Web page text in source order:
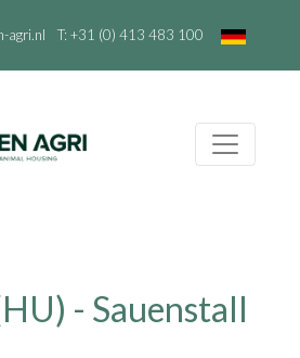
agri.nl T: +31 (0) 413 483 100
- Sauenstall